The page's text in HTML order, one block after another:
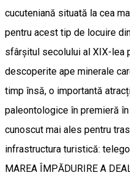
cucuteniană situată la cea
pentru acest tip de locuire
sfârșitul secolului al XIX-lea
descoperite ape minerale
timp însă, o importantă
paleontologice în premieră
cunoscut mai ales pentru
infrastructura turistică:
MAREA ÎMPĂDURIRE A